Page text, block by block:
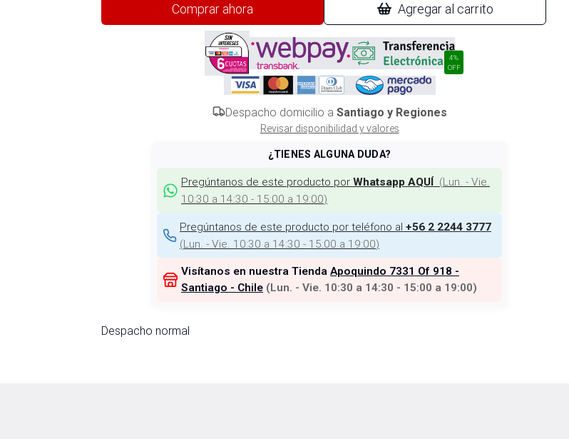
Comprar ahora Agregar al carrito
4%
OFF
Despacho domicilio a Santiago y Regiones
Revisar disponibilidad y valores
¿TIENES ALGUNA DUDA?
Pregúntanos de este producto por Whatsapp AQUÍ (Lun. - Vie.
10:30 a 14:30 - 15:00 a 19:00)
Pregúntanos de este producto por teléfono al +56 2 2244 3777
(Lun. - Vie. 10:30 a 14:30 - 15:00 a 19:00)
Visítanos en nuestra Tienda Apoquindo 7331 Of 918 -
Santiago - Chile (Lun. - Vie. 10:30 a 14:30 - 15:00 a 19:00)
Despacho normal